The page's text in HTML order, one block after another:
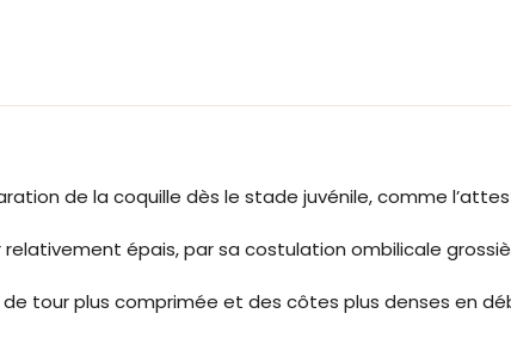
de la coquille dès le stade juvénile, comme
épais, par sa costulation ombilicale
tour plus comprimée et des côtes plus denses en